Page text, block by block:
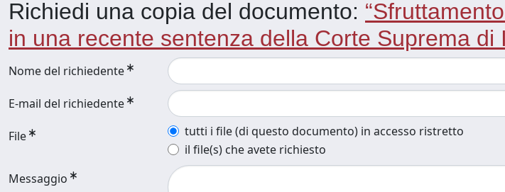
Richiedi una copia del documento:
in una recente sentenza della Corte Suprema di
Nome del richiedente
E-mail del richiedente
File
tutti i file (di questo documento) in accesso ristretto
il file(s) che avete richiesto
Messaggio